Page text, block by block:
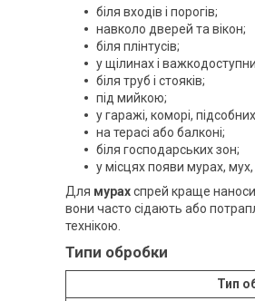
біля входів і порогів;
навколо дверей та вікон;
біля плінтусів;
у щілинах і
біля труб і стояків;
під мийкою;
у гаражі, коморі,
на терасі або балконі;
біля господарських зон;
у місцях появи мурах, мух,
Для мурахспрей краще
вони часто сідають або
технікою.
Типи обробки
Тип